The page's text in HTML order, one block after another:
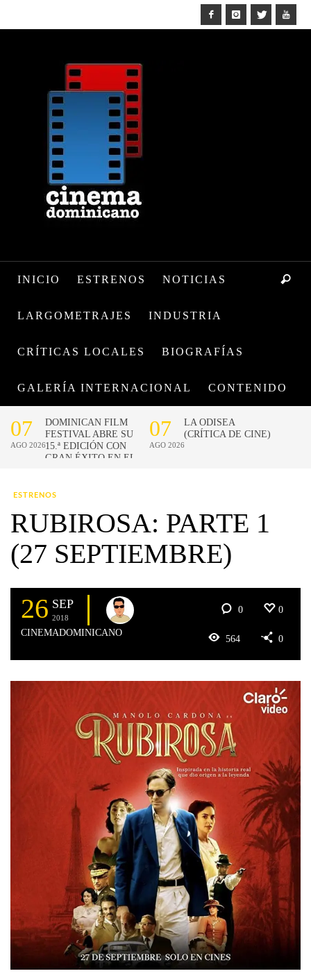
INICIO ESTRENOS NOTICIAS
LARGOMETRAJES INDUSTRIA
CRÍTICAS LOCALES BIOGRAFÍAS
GALERÍA INTERNACIONAL CONTENIDO
ESTRENOS
RUBIROSA: PARTE 1
(27 SEPTIEMBRE)
26 SEP
2018
CINEMADOMINICANO
0 0
564 0